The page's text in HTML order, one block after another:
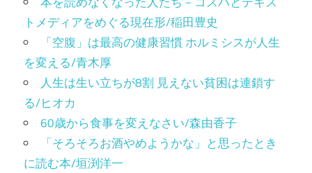
トメディアをめぐる現在形/稲田豊史
「空腹」は最高の健康習慣 ホルミシスが人生
を変える/青木厚
人生は生い立ちが8割 見えない貧困は連鎖す
る/ヒオカ
60歳から食事を変えなさい/森由香子
「そろそろお酒やめようかな」と思ったとき
に読む本/垣渕洋一